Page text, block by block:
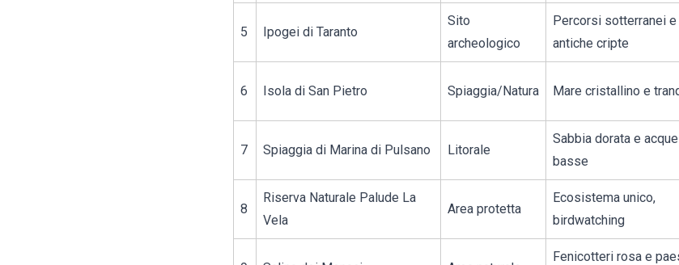
5 Ipogei di Taranto
Sito
archeologico
Percorsi sotterranei e
antiche cripte
6 Isola di San Pietro Spiaggia/Natura Mare cristallino e
7 Spiaggia di Marina di Pulsano Litorale
Sabbia dorata e acque
basse
8
Riserva Naturale Palude La
Vela
Area protetta
Ecosistema unico,
birdwatching
Fenicotteri rosa e